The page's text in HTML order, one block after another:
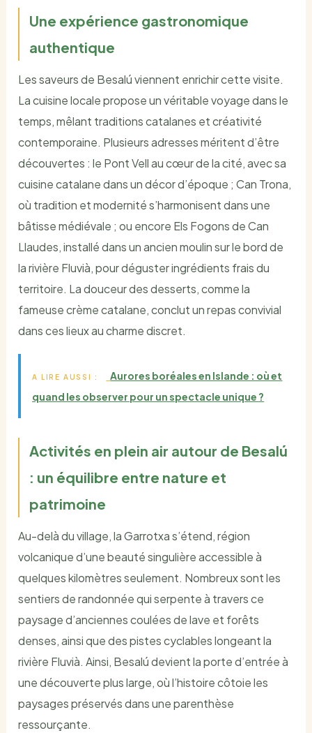
Une expérience gastronomique
authentique
Les saveurs de Besalú viennent enrichir cette visite.
La cuisine locale propose un véritable voyage dans le
temps, mêlant traditions catalanes et créativité
contemporaine. Plusieurs adresses méritent d’être
découvertes : le Pont Vell au cœur de la cité, avec sa
cuisine catalane dans un décor d’époque ; Can Trona,
où tradition et modernité s’harmonisent dans une
bâtisse médiévale ; ou encore Els Fogons de Can
Llaudes, installé dans un ancien moulin sur le bord de
la rivière Fluvià, pour déguster ingrédients frais du
territoire. La douceur des desserts, comme la
fameuse crème catalane, conclut un repas convivial
dans ces lieux au charme discret.
A LIRE AUSSI :
Aurores boréales en Islande : où et
quand les observer pour un spectacle unique ?
Activités en plein air autour de Besalú
: un équilibre entre nature et
patrimoine
Au-delà du village, la Garrotxa s’étend, région
volcanique d’une beauté singulière accessible à
quelques kilomètres seulement. Nombreux sont les
sentiers de randonnée qui serpente à travers ce
paysage d’anciennes coulées de lave et forêts
denses, ainsi que des pistes cyclables longeant la
rivière Fluvià. Ainsi, Besalú devient la porte d’entrée à
une découverte plus large, où l’histoire côtoie les
paysages préservés dans une parenthèse
ressourçante.